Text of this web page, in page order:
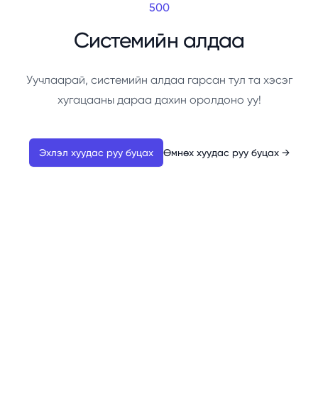
500
Системийн алдаа
Уучлаарай, системийн алдаа гарсан тул та хэсэг
хугацааны дараа дахин оролдоно уу!
Эхлэл хуудас руу буцах Өмнөх хуудас руу буцах →